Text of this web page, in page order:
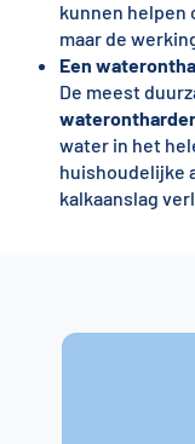
kunnen helpen
maar de
Een
De meest
waterontharder
water in het
huishoudelijke
kalkaanslag